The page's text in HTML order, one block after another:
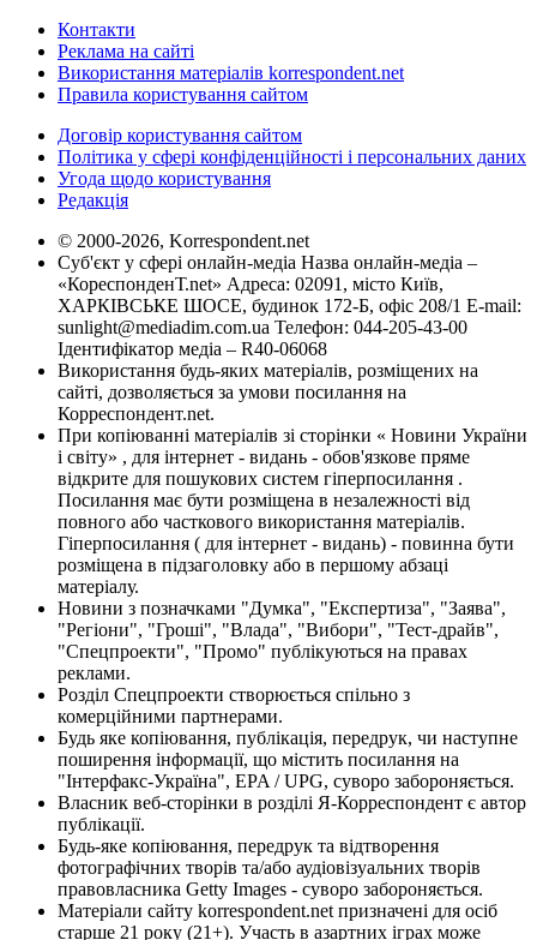
Контакти
Реклама на сайті
Використання матеріалів korrespondent.net
Правила користування сайтом
Договір користування сайтом
Політика у сфері конфіденційності і персональних даних
Угода щодо користування
Редакція
© 2000-2026, Korrespondent.net
Суб'єкт у сфері онлайн-медіа Назва онлайн-медіа –
«КореспонденТ.net» Адреса: 02091, місто Київ,
ХАРКІВСЬКЕ ШОСЕ, будинок 172-Б, офіс 208/1 E-mail:
sunlight@mediadim.com.ua Телефон: 044-205-43-00
Ідентифікатор медіа – R40-06068
Використання будь-яких матеріалів, розміщених на
сайті, дозволяється за умови посилання на
Корреспондент.net.
При копіюванні матеріалів зі сторінки « Новини України
і світу» , для інтернет - видань - обов'язкове пряме
відкрите для пошукових систем гіперпосилання .
Посилання має бути розміщена в незалежності від
повного або часткового використання матеріалів.
Гіперпосилання ( для інтернет - видань) - повинна бути
розміщена в підзаголовку або в першому абзаці
матеріалу.
Новини з позначками "Думка", "Експертиза", "Заява",
"Регіони", "Гроші", "Влада", "Вибори", "Тест-драйв",
"Спецпроекти", "Промо" публікуються на правах
реклами.
Розділ Спецпроекти створюється спільно з
комерційними партнерами.
Будь яке копіювання, публікація, передрук, чи наступне
поширення інформації, що містить посилання на
"Інтерфакс-Україна", EPA / UPG, суворо забороняється.
Власник веб-сторінки в розділі Я-Корреспондент є автор
публікації.
Будь-яке копіювання, передрук та відтворення
фотографічних творів та/або аудіовізуальних творів
правовласника Getty Images - суворо забороняється.
Матеріали сайту korrespondent.net призначені для осіб
старше 21 року (21+). Участь в азартних іграх може